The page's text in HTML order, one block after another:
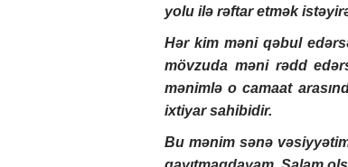
yolu ilə rəftar etmək
Hər kim məni qəbul
mövzuda məni rədd
mənimlə o camaat
ixtiyar sahibidir.
Bu mənim sənə